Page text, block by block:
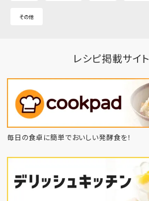
その他
レシピ掲載サイト
毎日の食卓に簡単でおいしい発酵食を！